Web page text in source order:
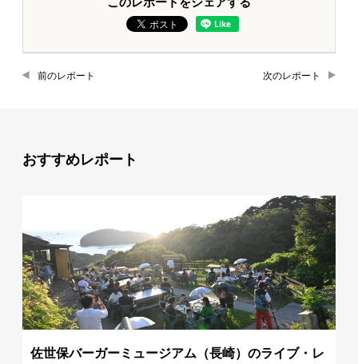
前のレポート 次のレポート
おすすめレポート
佐世保バーガーミュージアム（長崎）のライブ・レ